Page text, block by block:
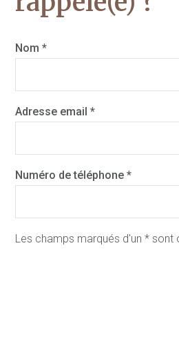
Nom *
Adresse email *
Numéro de téléphone *
Les champs marqués d'un * sont